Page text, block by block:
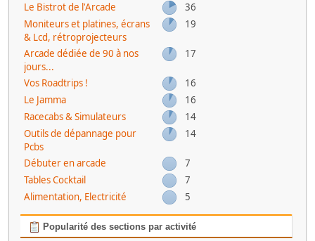
Le Bistrot de l'Arcade
36
Moniteurs et platines, écrans
& Lcd, rétroprojecteurs
19
Arcade dédiée de 90 à nos
jours...
17
Vos Roadtrips !
16
Le Jamma
16
Racecabs & Simulateurs
14
Outils de dépannage pour
Pcbs
14
Débuter en arcade
7
Tables Cocktail
7
Alimentation, Electricité
5
Popularité des sections par activité